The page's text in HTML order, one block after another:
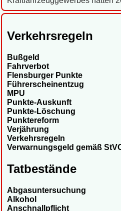
Verkehrsregeln
Bußgeld
Fahrverbot
Flensburger Punkte
Führerscheinentzug
MPU
Punkte-Auskunft
Punkte-Löschung
Punktereform
Verjährung
Verkehrsregeln
Verwarnungsgeld gemäß
Tatbestände
Abgasuntersuchung
Alkohol
Anschnallpflicht